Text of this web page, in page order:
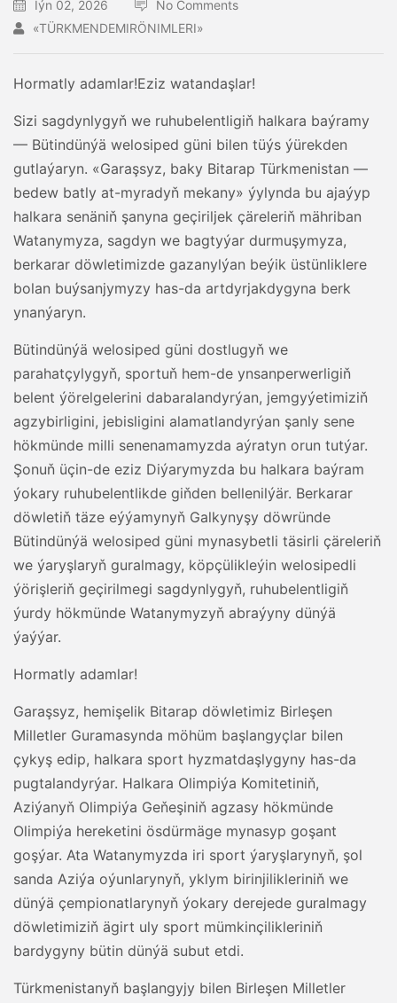
Iýn 02, 2026
No Comments
«TÜRKMENDEMIRÖNIMLERI»
Hormatly adamlar!Eziz watandaşlar!
Sizi sagdynlygyň we ruhubelentligiň halkara baýramy
— Bütindünýä welosiped güni bilen tüýs ýürekden
gutlaýaryn. «Garaşsyz, baky Bitarap Türkmenistan —
bedew batly at-myradyň mekany» ýylynda bu ajaýyp
halkara senäniň şanyna geçiriljek çäreleriň mähriban
Watanymyza, sagdyn we bagtyýar durmuşymyza,
berkarar döwletimizde gazanylýan beýik üstünliklere
bolan buýsanjymyzy has-da artdyrjakdygyna berk
ynanýaryn.
Bütindünýä welosiped güni dostlugyň we
parahatçylygyň, sportuň hem-de ynsanperwerligiň
belent ýörelgelerini dabaralandyrýan, jemgyýetimiziň
agzybirligini, jebisligini alamatlandyrýan şanly sene
hökmünde milli senenamamyzda aýratyn orun tutýar.
Şonuň üçin-de eziz Diýarymyzda bu halkara baýram
ýokary ruhubelentlikde giňden bellenilýär. Berkarar
döwletiň täze eýýamynyň Galkynyşy döwründe
Bütindünýä welosiped güni mynasybetli täsirli çäreleriň
we ýaryşlaryň guralmagy, köpçülikleýin welosipedli
ýörişleriň geçirilmegi sagdynlygyň, ruhubelentligiň
ýurdy hökmünde Watanymyzyň abraýyny dünýä
ýaýýar.
Hormatly adamlar!
Garaşsyz, hemişelik Bitarap döwletimiz Birleşen
Milletler Guramasynda möhüm başlangyçlar bilen
çykyş edip, halkara sport hyzmatdaşlygyny has-da
pugtalandyrýar. Halkara Olimpiýa Komitetiniň,
Aziýanyň Olimpiýa Geňeşiniň agzasy hökmünde
Olimpiýa hereketini ösdürmäge mynasyp goşant
goşýar. Ata Watanymyzda iri sport ýaryşlarynyň, şol
sanda Aziýa oýunlarynyň, yklym birinjilikleriniň we
dünýä çempionatlarynyň ýokary derejede guralmagy
döwletimiziň ägirt uly sport mümkinçilikleriniň
bardygyny bütin dünýä subut etdi.
Türkmenistanyň başlangyjy bilen Birleşen Milletler